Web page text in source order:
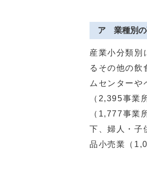
ア 業種別の
産業小分類別
るその他の
ムセンターや
（2,395事業
（1,777事業
下、婦人・子
品小売業（